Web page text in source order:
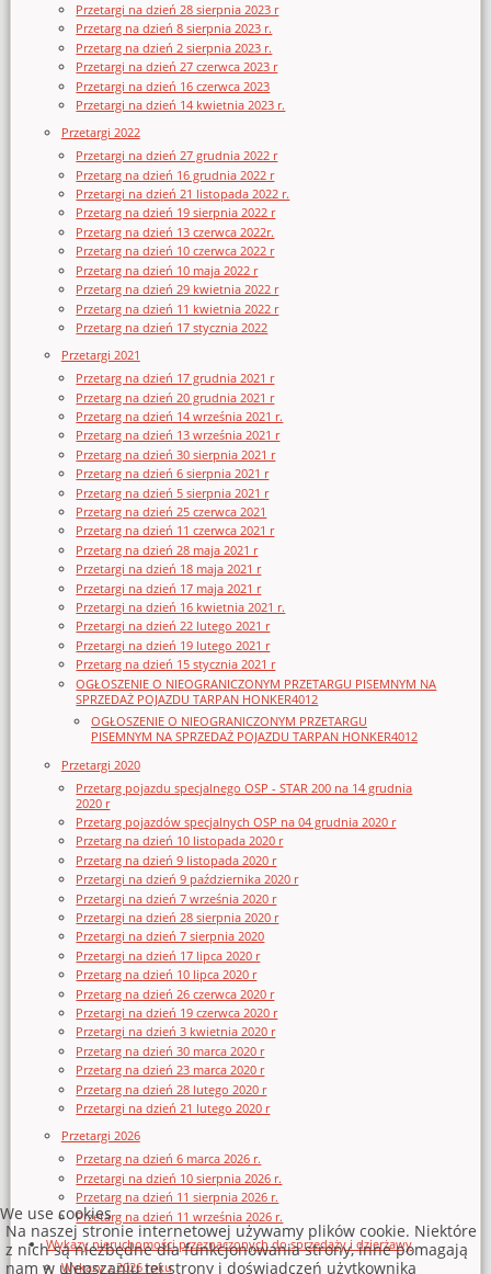
Przetargi na dzień 28 sierpnia 2023 r
Przetarg na dzień 8 sierpnia 2023 r.
Przetarg na dzień 2 sierpnia 2023 r.
Przetargi na dzień 27 czerwca 2023 r
Przetargi na dzień 16 czerwca 2023
Przetargi na dzień 14 kwietnia 2023 r.
Przetargi 2022
Przetargi na dzień 27 grudnia 2022 r
Przetarg na dzień 16 grudnia 2022 r
Przetargi na dzień 21 listopada 2022 r.
Przetarg na dzień 19 sierpnia 2022 r
Przetarg na dzień 13 czerwca 2022r.
Przetarg na dzień 10 czerwca 2022 r
Przetarg na dzień 10 maja 2022 r
Przetarg na dzień 29 kwietnia 2022 r
Przetarg na dzień 11 kwietnia 2022 r
Przetarg na dzień 17 stycznia 2022
Przetargi 2021
Przetarg na dzień 17 grudnia 2021 r
Przetarg na dzień 20 grudnia 2021 r
Przetarg na dzień 14 września 2021 r.
Przetarg na dzień 13 września 2021 r
Przetarg na dzień 30 sierpnia 2021 r
Przetarg na dzień 6 sierpnia 2021 r
Przetarg na dzień 5 sierpnia 2021 r
Przetarg na dzień 25 czerwca 2021
Przetarg na dzień 11 czerwca 2021 r
Przetarg na dzień 28 maja 2021 r
Przetargi na dzień 18 maja 2021 r
Przetargi na dzień 17 maja 2021 r
Przetargi na dzień 16 kwietnia 2021 r.
Przetargi na dzień 22 lutego 2021 r
Przetargi na dzień 19 lutego 2021 r
Przetarg na dzień 15 stycznia 2021 r
OGŁOSZENIE O NIEOGRANICZONYM PRZETARGU PISEMNYM NA
SPRZEDAŻ POJAZDU TARPAN HONKER4012
OGŁOSZENIE O NIEOGRANICZONYM PRZETARGU
PISEMNYM NA SPRZEDAŻ POJAZDU TARPAN HONKER4012
Przetargi 2020
Przetarg pojazdu specjalnego OSP - STAR 200 na 14 grudnia
2020 r
Przetarg pojazdów specjalnych OSP na 04 grudnia 2020 r
Przetarg na dzień 10 listopada 2020 r
Przetarg na dzień 9 listopada 2020 r
Przetargi na dzień 9 października 2020 r
Przetargi na dzień 7 września 2020 r
Przetargi na dzień 28 sierpnia 2020 r
Przetargi na dzień 7 sierpnia 2020
Przetargi na dzień 17 lipca 2020 r
Przetarg na dzień 10 lipca 2020 r
Przetarg na dzień 26 czerwca 2020 r
Przetargi na dzień 19 czerwca 2020 r
Przetargi na dzień 3 kwietnia 2020 r
Przetarg na dzień 30 marca 2020 r
Przetarg na dzień 23 marca 2020 r
Przetarg na dzień 28 lutego 2020 r
Przetargi na dzień 21 lutego 2020 r
Przetargi 2026
Przetarg na dzień 6 marca 2026 r.
Przetargi na dzień 10 sierpnia 2026 r.
Przetarg na dzień 11 sierpnia 2026 r.
Przetarg na dzień 11 września 2026 r.
Wykazy nieruchomości przeznaczonych do sprzedaży i dzierżawy
Wykazy z 2026 roku
We use cookies
Na naszej stronie internetowej używamy plików cookie. Niektóre
z nich są niezbędne dla funkcjonowania strony, inne pomagają
nam w ulepszaniu tej strony i doświadczeń użytkownika